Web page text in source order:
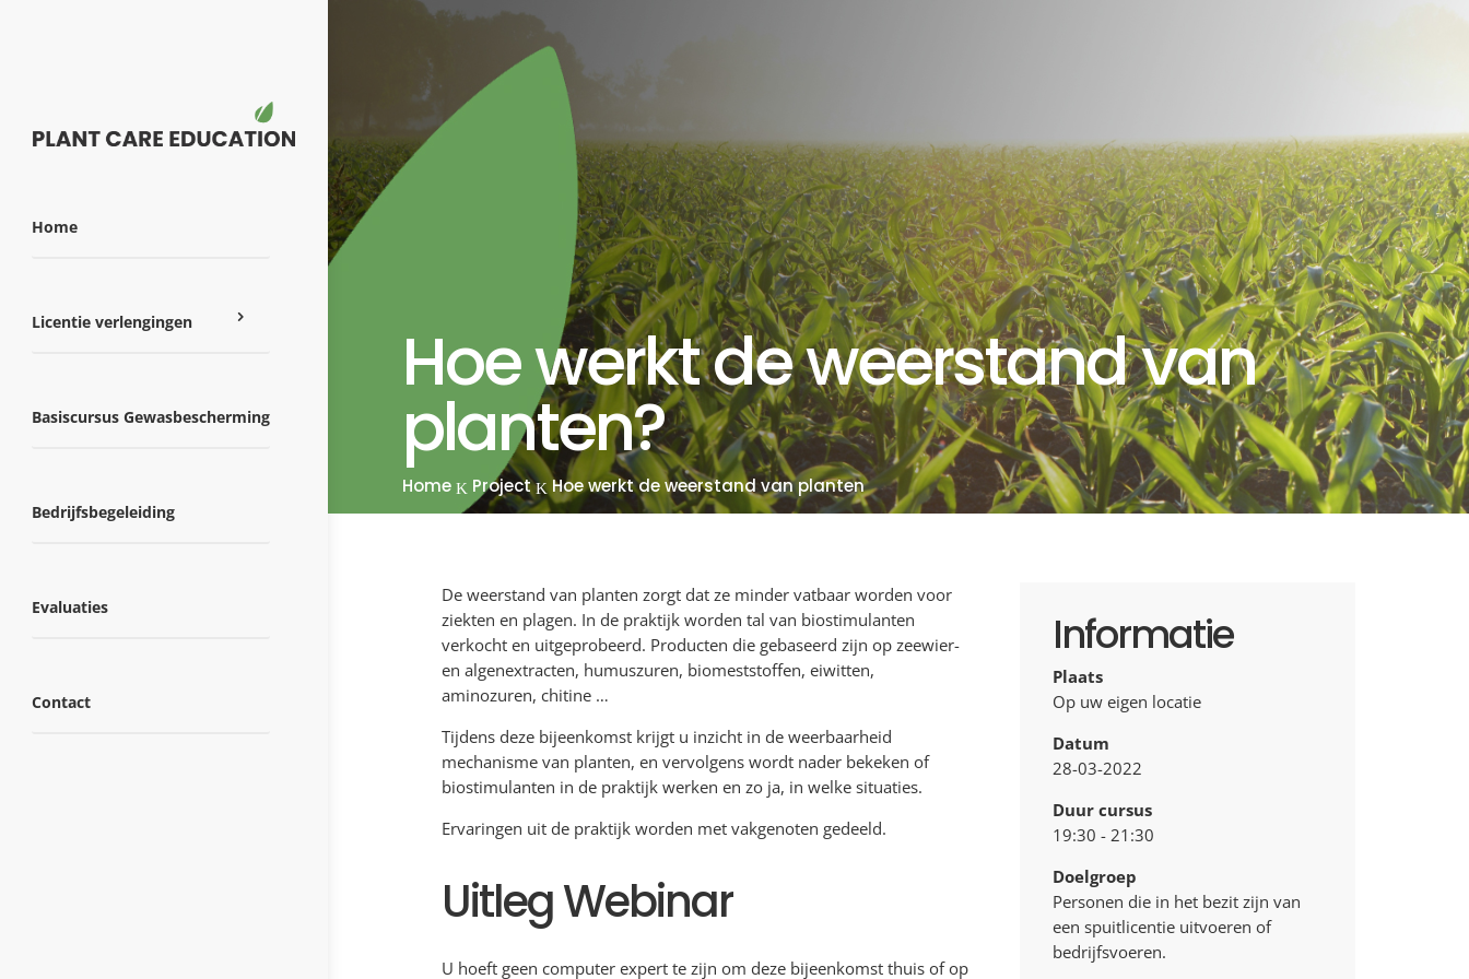
Home
Licentie verlengingen
Basiscursus Gewasbescherming
Bedrijfsbegeleiding
Evaluaties
Contact
Hoe werkt de weerstand van
planten?
Home K Project K Hoe werkt de weerstand van planten
De weerstand van planten zorgt dat ze minder vatbaar worden voor
ziekten en plagen. In de praktijk worden tal van biostimulanten
verkocht en uitgeprobeerd. Producten die gebaseerd zijn op zeewier-
en algenextracten, humuszuren, biomeststoffen, eiwitten,
aminozuren, chitine …
Tijdens deze bijeenkomst krijgt u inzicht in de weerbaarheid
mechanisme van planten, en vervolgens wordt nader bekeken of
biostimulanten in de praktijk werken en zo ja, in welke situaties.
Ervaringen uit de praktijk worden met vakgenoten gedeeld.
Uitleg Webinar
U hoeft geen computer expert te zijn om deze bijeenkomst thuis of op
Informatie
Plaats
Op uw eigen locatie
Datum
28-03-2022
Duur cursus
19:30 - 21:30
Doelgroep
Personen die in het bezit zijn van
een spuitlicentie uitvoeren of
bedrijfsvoeren.